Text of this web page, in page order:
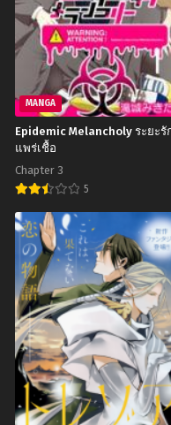
MANGA
Epidemic Melancholy ระยะรั
แพร่เชื้อ
Chapter 3
5